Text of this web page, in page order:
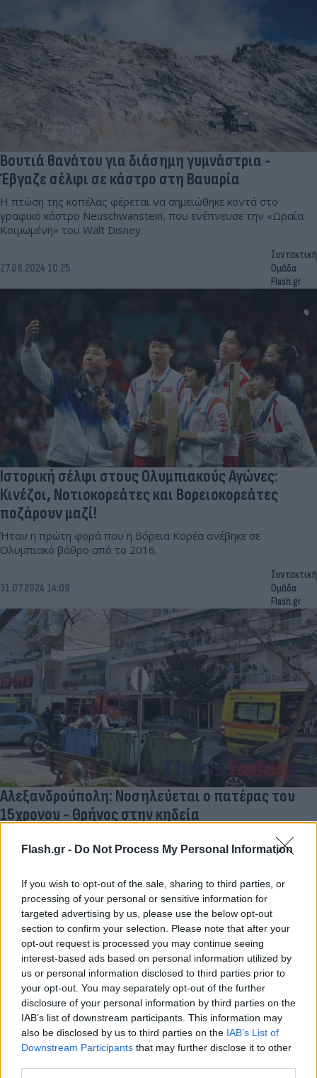
Flash.gr - Do Not Process My Personal Information
If you wish to opt-out of the sale, sharing to third parties, or
processing of your personal or sensitive information for
targeted advertising by us, please use the below opt-out
section to confirm your selection. Please note that after your
opt-out request is processed you may continue seeing
interest-based ads based on personal information utilized by
us or personal information disclosed to third parties prior to
your opt-out. You may separately opt-out of the further
disclosure of your personal information by third parties on the
IAB’s list of downstream participants. This information may
also be disclosed by us to third parties on the IAB’s List of
Downstream Participants that may further disclose it to other
Βουτιά θανάτου για διάσημη γυμνάστρια -
Έβγαζε σέλφι σε κάστρο στη Βαυαρία
Η πτώση της κοπέλας φέρεται να σημειώθηκε κοντά στο
γραφικό κάστρο Neuschwanstein, που ενέπνευσε την «Ωραία
Κοιμωμένη» του Walt Disney.
27.08.2024 10:25
Συντακτική
Ομάδα
Flash.gr
Ιστορική σέλφι στους Ολυμπιακούς Αγώνες:
Κινέζοι, Νοτιοκορεάτες και Βορειοκορεάτες
ποζάρουν μαζί!
Ήταν η πρώτη φορά που η Βόρεια Κορέα ανέβηκε σε
Ολυμπιακό βάθρο από το 2016.
31.07.2024 14:09
Συντακτική
Ομάδα
Flash.gr
Αλεξανδρούπολη: Νοσηλεύεται ο πατέρας του
15χρονου - Θρήνος στην κηδεία
17.03.2024 19:25
Συντακτική
Ομάδα
Αλεξανδρούπολη: Ραγίζει καρδιές η γιαγιά του